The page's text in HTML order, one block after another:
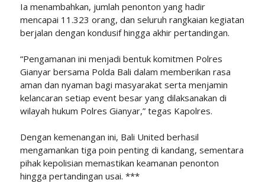
Ia menambahkan, jumlah penonton yang hadir
mencapai 11.323 orang, dan seluruh rangkaian kegiatan
berjalan dengan kondusif hingga akhir pertandingan.
“Pengamanan ini menjadi bentuk komitmen Polres
Gianyar bersama Polda Bali dalam memberikan rasa
aman dan nyaman bagi masyarakat serta menjamin
kelancaran setiap event besar yang dilaksanakan di
wilayah hukum Polres Gianyar,” tegas Kapolres.
Dengan kemenangan ini, Bali United berhasil
mengamankan tiga poin penting di kandang, sementara
pihak kepolisian memastikan keamanan penonton
hingga pertandingan usai. ***